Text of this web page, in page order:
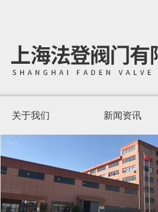
关于我们 新闻资讯